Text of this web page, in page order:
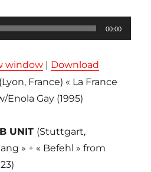
00:00
window | Download
(Lyon, France) « La France
Enola Gay (1995)
UNIT (Stuttgart,
» + « Befehl » from